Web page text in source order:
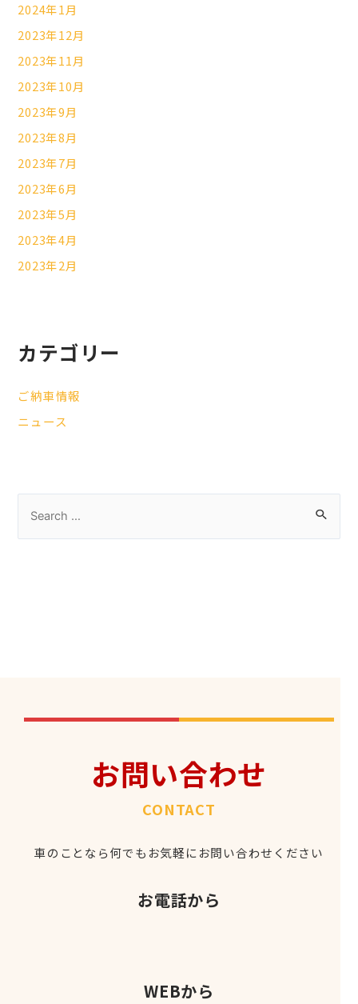
2024年1月
2023年12月
2023年11月
2023年10月
2023年9月
2023年8月
2023年7月
2023年6月
2023年5月
2023年4月
2023年2月
カテゴリー
ご納車情報
ニュース
お問い合わせ
CONTACT
車のことなら何でもお気軽にお問い合わせください
お電話から
WEBから